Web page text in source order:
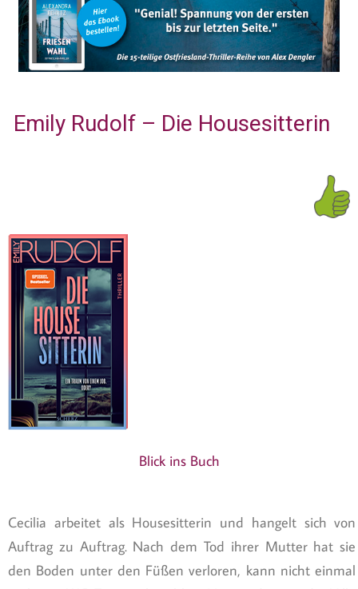
Emily Rudolf – Die Housesitterin
Blick ins Buch
Cecilia arbeitet als Housesitterin und hangelt sich von
Auftrag zu Auftrag. Nach dem Tod ihrer Mutter hat sie
den Boden unter den Füßen verloren, kann nicht einmal